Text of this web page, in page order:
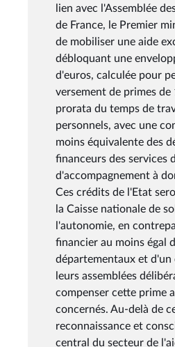
lien avec l'Assemblée
de France, le Premier
de mobiliser une aide
débloquant une
d'euros, calculée pour
versement de primes de
prorata du temps de
personnels, avec une
moins équivalente des
financeurs des services
d'accompagnement à
Ces crédits de l'Etat
la Caisse nationale de
l'autonomie, en
financier au moins égal
départementaux et d'un
leurs assemblées
compenser cette prime
concernés. Au-delà de
reconnaissance et
central du secteur de